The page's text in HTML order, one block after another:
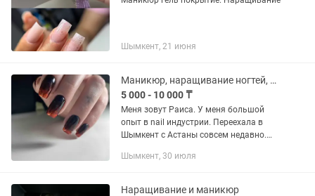
Шымкент, 21 июня
Маникюр, наращивание ногтей, педикюр
5 000 - 10 000 ₸
Меня зовут Раиса. У меня большой
опыт в nail индустрии. Переехала в
Шымкент с Астаны совсем недавно.
ногтей, маникюра, педикюра - не
Шымкент, 30 июля
Наращивание и маникюр